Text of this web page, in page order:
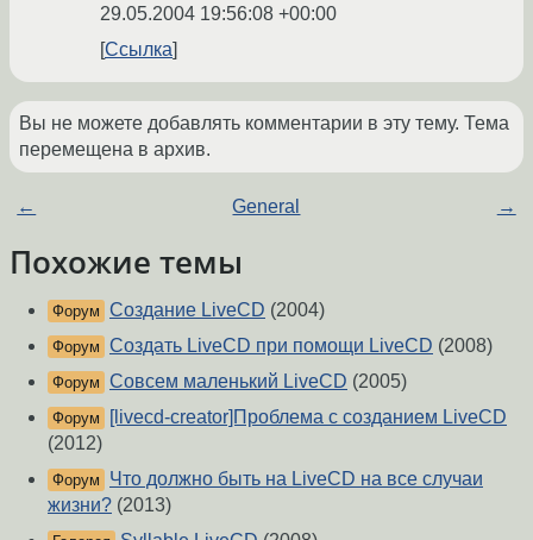
29.05.2004 19:56:08 +00:00
Ссылка
Вы не можете добавлять комментарии в эту тему. Тема
перемещена в архив.
← General →
Похожие темы
Форум Создание LiveCD (2004)
Форум Создать LiveCD при помощи LiveCD (2008)
Форум Совсем маленький LiveCD (2005)
Форум
[livecd-creator]Проблема с созданием LiveCD
(2012)
Форум
Что должно быть на LiveCD на все случаи
жизни? (2013)